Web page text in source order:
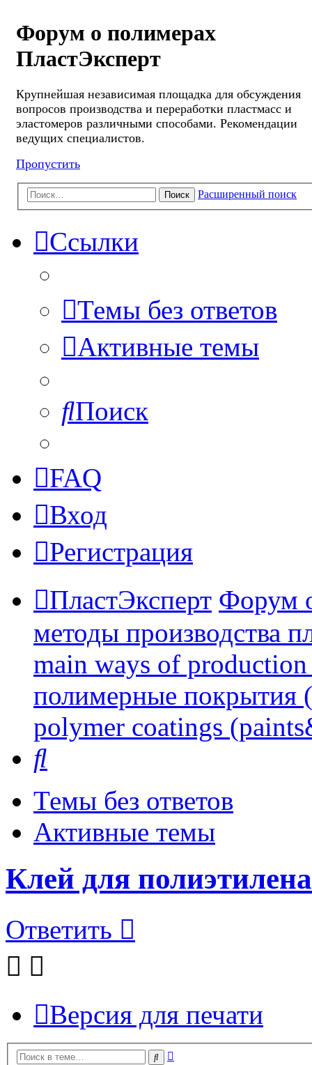
Форум о полимерах
ПластЭксперт
Крупнейшая независимая площадка для обсуждения
вопросов производства и переработки пластмасс и
эластомеров различными способами. Рекомендации
ведущих специалистов.
Пропустить
Поиск Расширенный поиск
Ссылки
Темы без ответов
Активные темы
Поиск
FAQ
Вход
Регистрация
ПластЭксперт Форум
методы производства
main ways of
полимерные покрытия
polymer coatings
Темы без ответов
Активные темы
Клей для полиэтилена
Ответить
Версия для печати
Поиск